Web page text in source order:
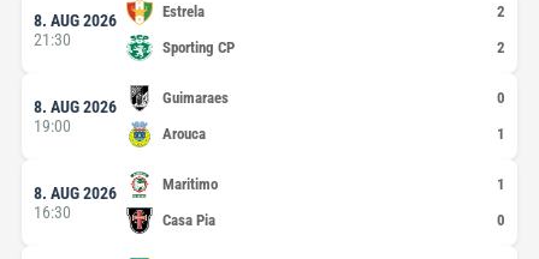
8. AUG 2026
21:30
Estrela
Sporting CP
8. AUG 2026
19:00
Guimaraes
Arouca
8. AUG 2026
16:30
Maritimo
Casa Pia